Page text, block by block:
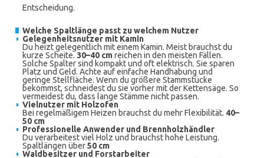
Entscheidung.
Welche Spaltlänge passt zu welchem Nutzer
Gelegenheitsnutzer mit Kamin
Du heizt gelegentlich mit einem Kamin. Meist brauchst du
kurze Scheite. 30–40 cmreichen in den meisten Fällen.
Solche Spalter sind kompakt und oft elektrisch. Sie sparen
Platz und Geld. Achte auf einfache Handhabung und
geringe Stellfläche. Wenn du größere Stammstücke
bekommst, schneidest du sie vorher mit der Kettensäge. So
vermeidest du, dass lange Stämme nicht passen.
Vielnutzer mit Holzofen
Bei regelmäßigem Heizen brauchst du mehr Flexibilität. 40–
50 cm
Professionelle Anwender und Brennholzhändler
Du verarbeitest viel Holz und brauchst hohe Leistung.
Spaltlängen über50 cm
Waldbesitzer und Forstarbeiter